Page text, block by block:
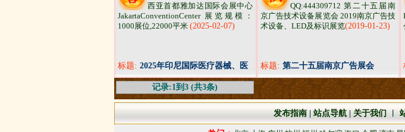
西亚首都雅加达国际会展中心
JakartaConventionCenter 展览规模：
1000展位,22000平米 (2025-02-07)
标题: 2025年印尼国际医疗器械、医
院用品实验室设备及医药展览
会展位出售中
QQ:444309712 第二十五届南
京广告技术设备展览会 2019南京广告技
术设备、LED及标识展览(2019-01-23)
标题: 第二十五届南京广告展会
记录:1到3 (共3条)
发布指南 |站点导航| 关于我们